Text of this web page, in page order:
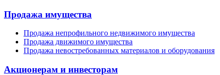
Продажа имущества
Продажа непрофильного недвижимого имущества
Продажа движимого имущества
Продажа невостребованных материалов и оборудования
Акционерам и инвесторам